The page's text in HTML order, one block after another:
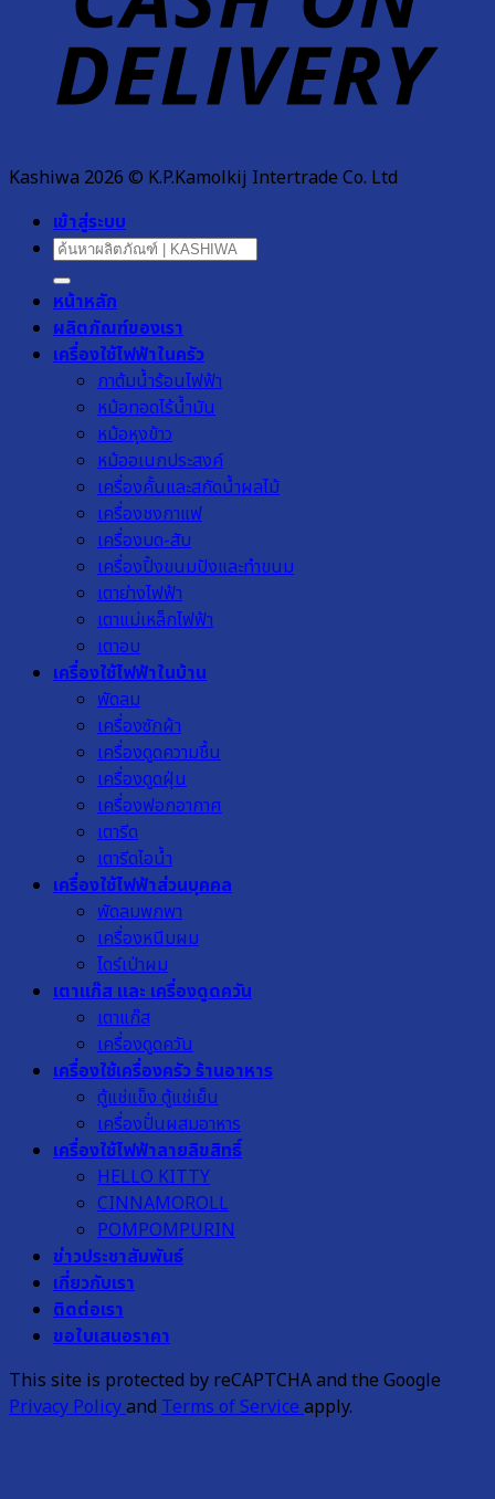
Kashiwa 2026 © K.P.Kamolkij Intertrade Co. Ltd
เข้าสู่ระบบ
ค้นหา:
หน้าหลัก
ผลิตภัณฑ์ของเรา
เครื่องใช้ไฟฟ้าในครัว
กาต้มน้ำร้อนไฟฟ้า
หม้อทอดไร้น้ำมัน
หม้อหุงข้าว
หม้ออเนกประสงค์
เครื่องคั้นและสกัดน้ำผลไม้
เครื่องชงกาแฟ
เครื่องบด-สับ
เครื่องปิ้งขนมปังและทำขนม
เตาย่างไฟฟ้า
เตาแม่เหล็กไฟฟ้า
เตาอบ
เครื่องใช้ไฟฟ้าในบ้าน
พัดลม
เครื่องซักผ้า
เครื่องดูดความชื้น
เครื่องดูดฝุ่น
เครื่องฟอกอากาศ
เตารีด
เตารีดไอน้ำ
เครื่องใช้ไฟฟ้าส่วนบุคคล
พัดลมพกพา
เครื่องหนีบผม
ไดร์เป่าผม
เตาแก๊ส และ เครื่องดูดควัน
เตาแก๊ส
เครื่องดูดควัน
เครื่องใช้เครื่องครัว ร้านอาหาร
ตู้แช่แข็ง ตู้แช่เย็น
เครื่องปั่นผสมอาหาร
เครื่องใช้ไฟฟ้าลายลิขสิทธิ์
HELLO KITTY
CINNAMOROLL
POMPOMPURIN
ข่าวประชาสัมพันธ์
เกี่ยวกับเรา
ติดต่อเรา
ขอใบเสนอราคา
This site is protected by reCAPTCHA and the Google
Privacy Policyand Terms of Serviceapply.